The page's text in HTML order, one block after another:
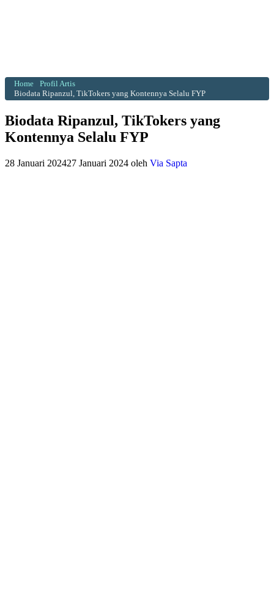
Home
Profil Artis
Biodata Ripanzul, TikTokers yang Kontennya Selalu FYP
Biodata Ripanzul, TikTokers yang
Kontennya Selalu FYP
28 Januari 202427 Januari 2024 oleh Via Sapta